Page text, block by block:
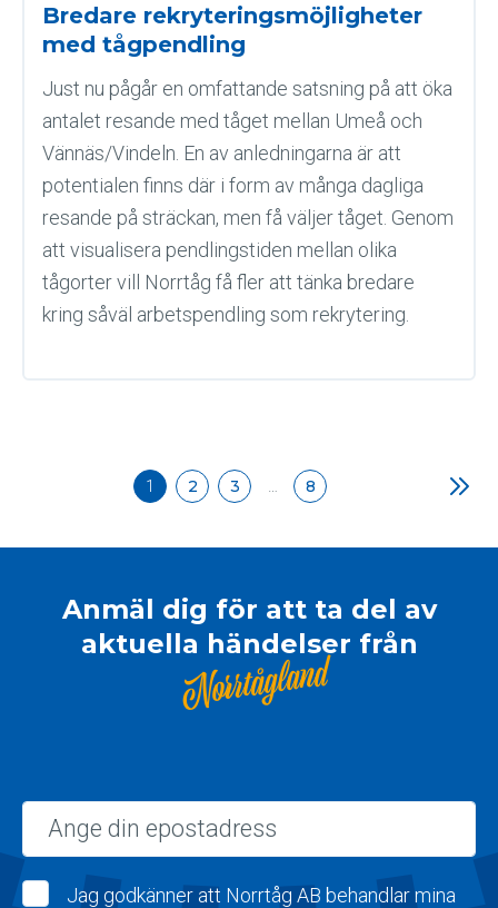
Bredare rekryteringsmöjligheter
med tågpendling
Just nu pågår en omfattande satsning på att öka
antalet resande med tåget mellan Umeå och
Vännäs/Vindeln. En av anledningarna är att
potentialen finns där i form av många dagliga
resande på sträckan, men få väljer tåget. Genom
att visualisera pendlingstiden mellan olika
tågorter vill Norrtåg få fler att tänka bredare
kring såväl arbetspendling som rekrytering.
Inläggsnavigering
1 2 3 8
Anmäl dig för att ta del av
aktuella händelser från
Norrtågland
Jag godkänner att Norrtåg AB behandlar mina